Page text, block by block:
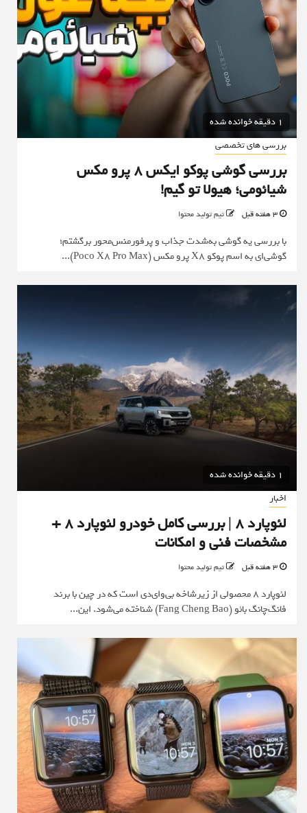
1 دقیقه خوانده شده
بررسی های تخصصی
بررسی گوشی پوکو ایکس 8 پرو مکس
شیائومی؛ هیولا تو گیم!
تیم تولید محتوا
با بررسی یه گوشی به‌شدت جذاب و پرفورمنس‌محور برگشتم؛
گوشی‌ای به اسم پوکو X8 پرو مکس (Poco X8 Pro Max)...
1 دقیقه خوانده شده
اخبار
لئوپارد ۸ | بررسی کامل خودرو لئوپارد ۸ +
مشخصات فنی و امکانات
تیم تولید محتوا
لئوپارد ۸ محصولی از زیرشاخه بی‌وای‌دی است که در چین با برند
فانگ‌چانگ بائو (Fang Cheng Bao) شناخته می‌شود. این...